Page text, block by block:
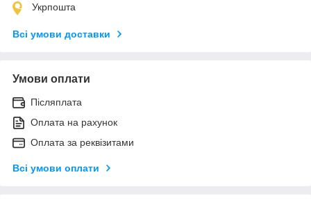
Укрпошта
Всі умови доставки
Умови оплати
Післяплата
Оплата на рахунок
Оплата за реквізитами
Всі умови оплати